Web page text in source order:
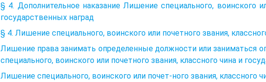
§ 4. Дополнительное наказание Лишение специального, воинского
государственных наград
§ 4. Лишение специального, воинского или почетного звания,
Лишение права занимать определенные должности или заниматься
специального, воинского или почетного звания, классного чина и
Лишение специального, воинского или почет-ного звания, классного